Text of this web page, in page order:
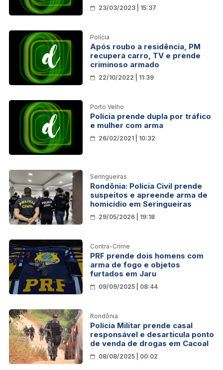
23/03/2023 | 15:37
Polícia
Após roubo a residência, PM
recupera carro, TV e prende
criminoso armado
22/10/2022 | 11:39
Porto Velho
Polícia prende dupla por tráfico
e mulher com arma
26/02/2021 | 10:32
Seringueiras
Rondônia: Polícia Civil prende
suspeitos e apreende arma de
homicídio em Seringueiras
29/05/2026 | 19:18
Contra-Crime
PRF prende dois homens com
arma de fogo e objetos
furtados em Jaru
09/09/2025 | 08:44
Rondônia
Polícia Militar prende casal
responsável e desarticula ponto
de venda de drogas em Cacoal
08/08/2025 | 00:02